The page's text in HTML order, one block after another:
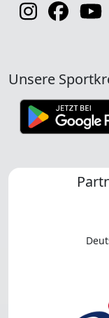
Unsere